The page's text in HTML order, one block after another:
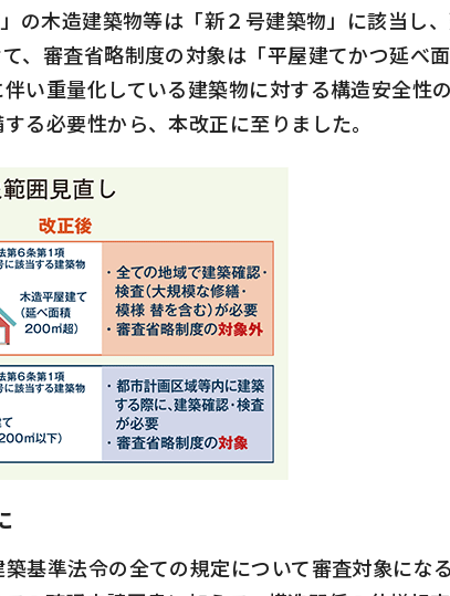
の木造建築物等は「新２号建築物」に該当し
、審査省略制度の対象は「平屋建てかつ延べ
い重量化している建築物に対する構造安全
る必要性から、本改正に至りました。
基準法令の全ての規定について審査対象にな